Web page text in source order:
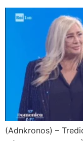
(Adnkronos) –